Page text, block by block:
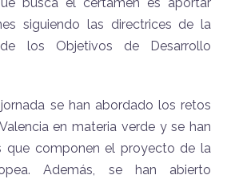
siguiendo las directrices de la
los Objetivos de Desarrollo
se han abordado los retos
en materia verde y se han
que componen el proyecto de la
Además, se han abierto